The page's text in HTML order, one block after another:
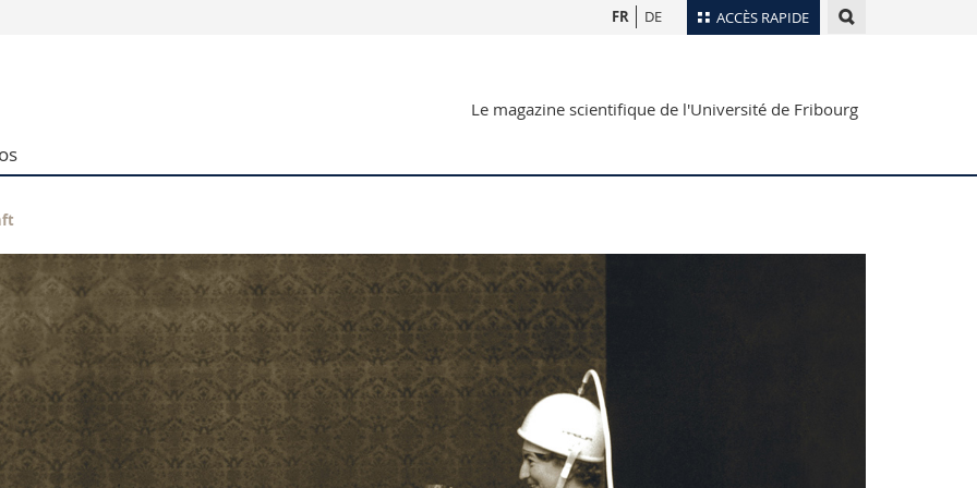
ACCÈS RAPIDE
et sociales et management
humaines
Futurs étudiants
Chercheurs
Plan d'accès
Webmail
FR DE
Le magazine scientifique de l'Université de Fribourg